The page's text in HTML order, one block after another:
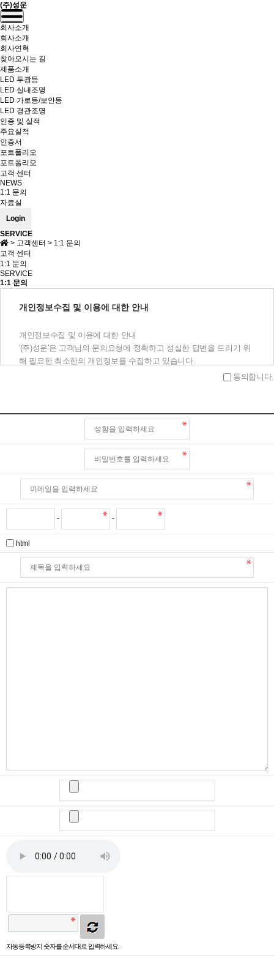
(주)성운
Toggle
navigation
회사소개
회사소개
회사연혁
찾아오시는 길
제품소개
LED 투광등
LED 실내조명
LED 가로등/보안등
LED 경관조명
인증 및 실적
주요실적
인증서
포트폴리오
포트폴리오
고객 센터
NEWS
1:1 문의
자료실
Login
SERVICE
> 고객센터 > 1:1 문의
고객 센터
1:1 문의
SERVICE
1:1 문의
개인정보수집 및 이용에 대한 안내
개인정보수집 및 이용에 대한 안내
'(주)성운'은 고객님의 문의요청에 정확하고 성실한 답변을 드리기 위
해 필요한 최소한의 개인정보를 수집하고 있습니다.
이에 개인정보의 수집 및 이용에 관하여 아래와 같이 고지하오니 충
수집항목 : 이름, 전화번호, 이메일주소
동의합니다.
- -
html
자동등록방지 숫자를 순서대로 입력하세요.